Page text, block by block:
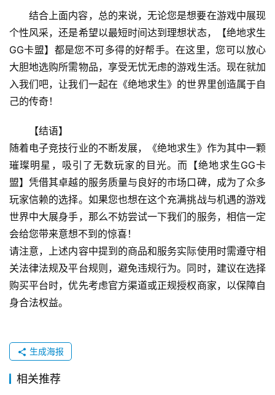
结合上面内容，总的来说，无论您是想要在游戏中展现
个性风采，还是希望以最短时间达到理想状态，【绝地求生
GG卡盟】都是您不可多得的好帮手。在这里，您可以放心
大胆地选购所需物品，享受无忧无虑的游戏生活。现在就加
入我们吧，让我们一起在《绝地求生》的世界里创造属于自
己的传奇！
【结语】
随着电子竞技行业的不断发展，《绝地求生》作为其中一颗
璀璨明星，吸引了无数玩家的目光。而【绝地求生GG卡
盟】凭借其卓越的服务质量与良好的市场口碑，成为了众多
玩家信赖的选择。如果您也想在这个充满挑战与机遇的游戏
世界中大展身手，那么不妨尝试一下我们的服务，相信一定
会给您带来意想不到的惊喜！
请注意，上述内容中提到的商品和服务实际使用时需遵守相
关法律法规及平台规则，避免违规行为。同时，建议在选择
购买平台时，优先考虑官方渠道或正规授权商家，以保障自
身合法权益。
生成海报
相关推荐